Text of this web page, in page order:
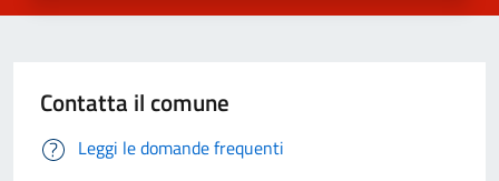
Contatta il comune
Leggi le domande frequenti